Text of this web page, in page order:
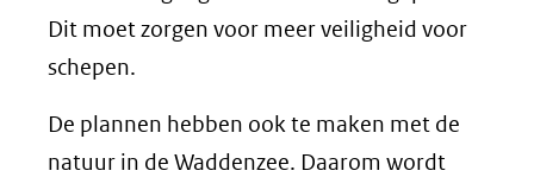
Dit moet zorgen voor meer veiligheid voor
schepen.
De plannen hebben ook te maken met de
natuur in de Waddenzee. Daarom wordt